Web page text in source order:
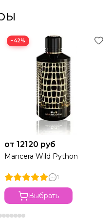
−42%
от 12120 руб
Mancera Wild Python
1
Выбрать